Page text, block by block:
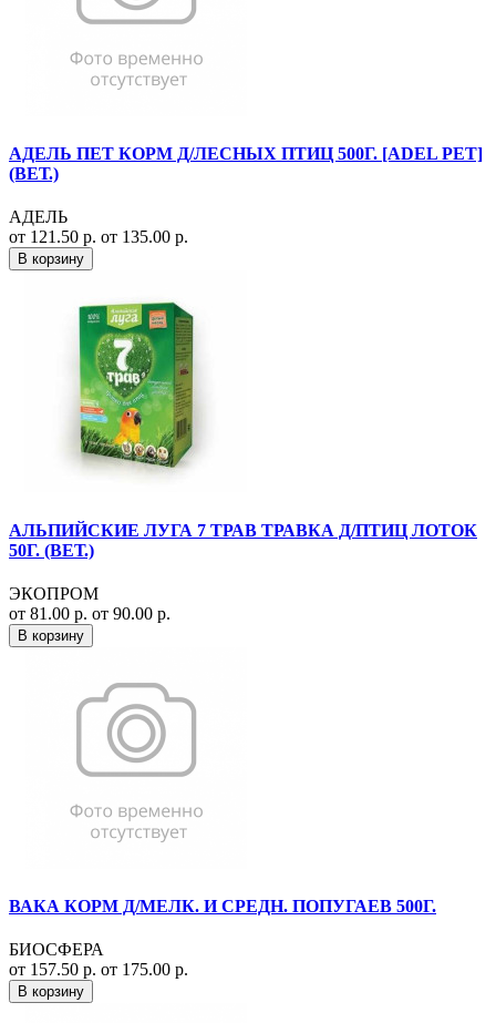
АДЕЛЬ ПЕТ КОРМ Д/ЛЕСНЫХ ПТИЦ 500Г. [ADEL PET]
(ВЕТ.)
АДЕЛЬ
от 121.50 р. от 135.00 р.
В корзину
АЛЬПИЙСКИЕ ЛУГА 7 ТРАВ ТРАВКА Д/ПТИЦ ЛОТОК
50Г. (ВЕТ.)
ЭКОПРОМ
от 81.00 р. от 90.00 р.
В корзину
ВАКА КОРМ Д/МЕЛК. И СРЕДН. ПОПУГАЕВ 500Г.
БИОСФЕРА
от 157.50 р. от 175.00 р.
В корзину